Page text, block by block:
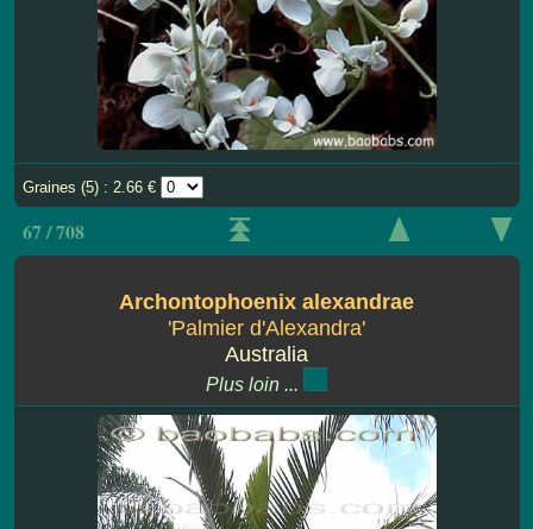
Graines (5) : 2.66 €
67 / 708
Archontophoenix alexandrae
'Palmier d'Alexandra'
Australia
Plus loin ...